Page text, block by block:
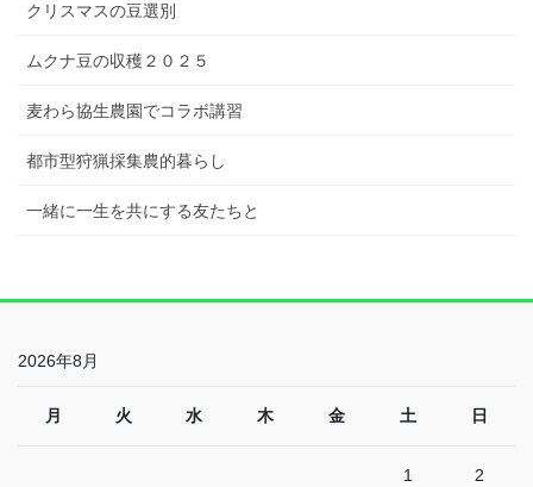
クリスマスの豆選別
ムクナ豆の収穫２０２５
麦わら協生農園でコラボ講習
都市型狩猟採集農的暮らし
一緒に一生を共にする友たちと
2026年8月
月 火 水 木 金 土 日
1 2